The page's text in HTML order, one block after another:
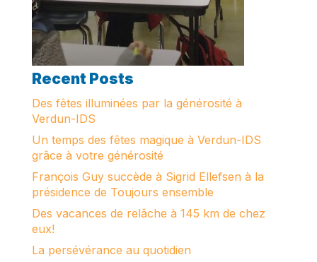
Recent Posts
Des fêtes illuminées par la générosité à
Verdun-IDS
Un temps des fêtes magique à Verdun-IDS
grâce à votre générosité
François Guy succède à Sigrid Ellefsen à la
présidence de Toujours ensemble
Des vacances de relâche à 145 km de chez
eux!
La persévérance au quotidien